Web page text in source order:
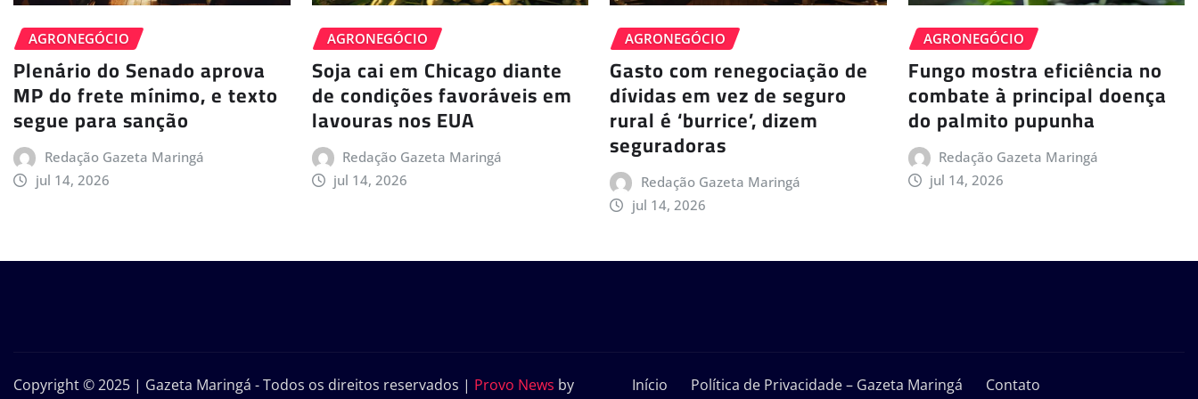
AGRONEGÓCIO
Plenário do Senado aprova
MP do frete mínimo, e texto
segue para sanção
Redação Gazeta Maringá
jul 14, 2026
AGRONEGÓCIO
Soja cai em Chicago diante
de condições favoráveis em
lavouras nos EUA
Redação Gazeta Maringá
jul 14, 2026
AGRONEGÓCIO
Gasto com renegociação de
dívidas em vez de seguro
rural é ‘burrice’, dizem
seguradoras
Redação Gazeta Maringá
jul 14, 2026
AGRONEGÓCIO
Fungo mostra eficiência no
combate à principal doença
do palmito pupunha
Redação Gazeta Maringá
jul 14, 2026
Copyright © 2025 | Gazeta Maringá - Todos os direitos reservados | Provo News by Início Política de Privacidade – Gazeta Maringá Contato